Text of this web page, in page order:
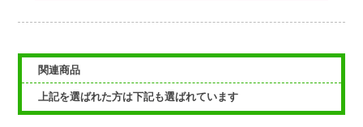
関連商品
上記を選ばれた方は下記も選ばれています